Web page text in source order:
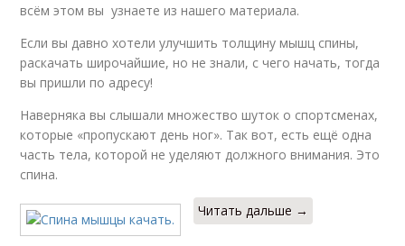
всём этом вы узнаете из нашего материала.
Если вы давно хотели улучшить толщину мышц спины,
раскачать широчайшие, но не знали, с чего начать, тогда
вы пришли по адресу!
Наверняка вы слышали множество шуток о спортсменах,
которые «пропускают день ног». Так вот, есть ещё одна
часть тела, которой не уделяют должного внимания. Это
спина.
Читать дальше →